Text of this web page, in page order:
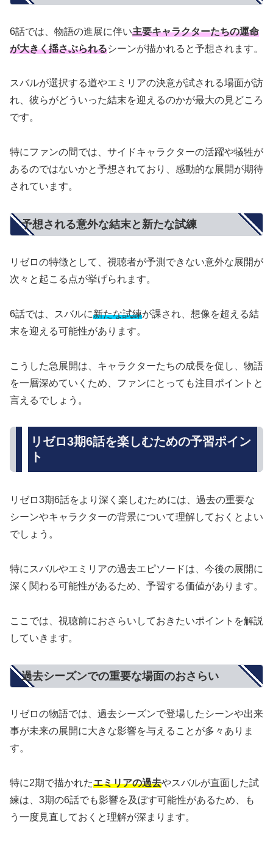
6話では、物語の進展に伴い主要キャラクターたちの運命
が大きく揺さぶられるシーンが描かれると予想されます。
スバルが選択する道やエミリアの決意が試される場面が訪
れ、彼らがどういった結末を迎えるのかが最大の見どころ
です。
特にファンの間では、サイドキャラクターの活躍や犠牲が
あるのではないかと予想されており、感動的な展開が期待
されています。
予想される意外な結末と新たな試練
リゼロの特徴として、視聴者が予測できない意外な展開が
次々と起こる点が挙げられます。
6話では、スバルに新たな試練が課され、想像を超える結
末を迎える可能性があります。
こうした急展開は、キャラクターたちの成長を促し、物語
を一層深めていくため、ファンにとっても注目ポイントと
言えるでしょう。
リゼロ3期6話を楽しむための予習ポイン
ト
リゼロ3期6話をより深く楽しむためには、過去の重要な
シーンやキャラクターの背景について理解しておくとよい
でしょう。
特にスバルやエミリアの過去エピソードは、今後の展開に
深く関わる可能性があるため、予習する価値があります。
ここでは、視聴前におさらいしておきたいポイントを解説
していきます。
過去シーズンでの重要な場面のおさらい
リゼロの物語では、過去シーズンで登場したシーンや出来
事が未来の展開に大きな影響を与えることが多々ありま
す。
特に2期で描かれたエミリアの過去やスバルが直面した試
練は、3期の6話でも影響を及ぼす可能性があるため、も
う一度見直しておくと理解が深まります。